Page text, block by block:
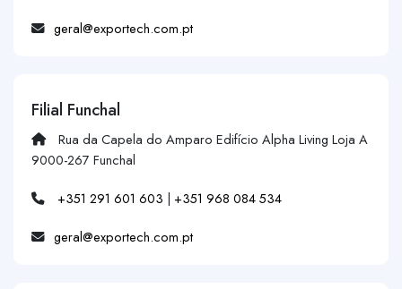
geral@exportech.com.pt
Filial Funchal
Rua da Capela do Amparo Edifício Alpha Living Loja A
9000-267 Funchal
+351 291 601 603 | +351 968 084 534
geral@exportech.com.pt